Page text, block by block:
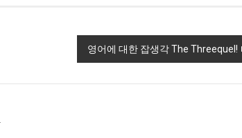
영어에 대한 잡생각 The Threequel!